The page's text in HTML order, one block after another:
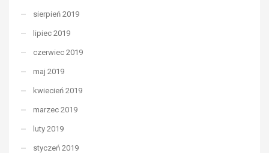
sierpień 2019
lipiec 2019
czerwiec 2019
maj 2019
kwiecień 2019
marzec 2019
luty 2019
styczeń 2019